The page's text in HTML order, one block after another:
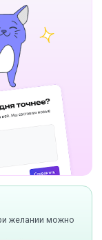
желании можно